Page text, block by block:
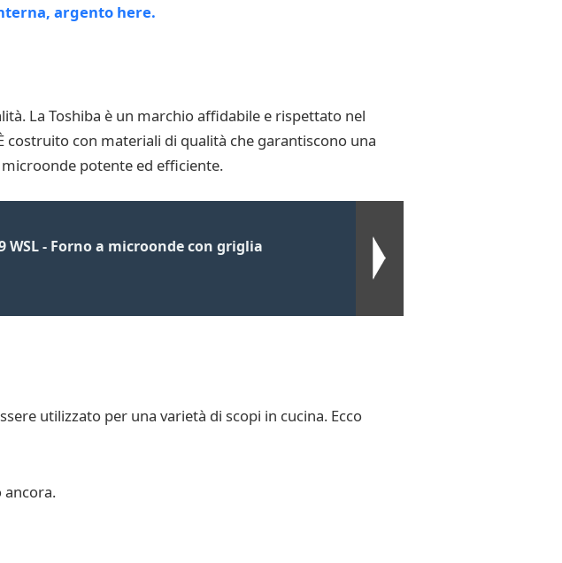
La Toshiba è un marchio affidabile e rispettato nel
con materiali di qualità che garantiscono una
potente ed efficiente.
WSL - Forno a microonde con griglia
utilizzato per una varietà di scopi in cucina. Ecco
ancora.